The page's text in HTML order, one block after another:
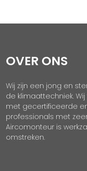
OVER ONS
Wij zijn een jong en
de klimaattechniek.
met gecertificeerde
professionals met
Aircomonteur is
omstreken.